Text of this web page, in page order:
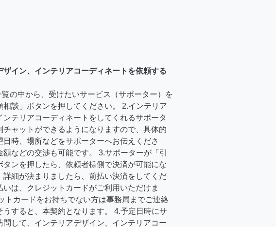
ザイン、インテリアコーディネートを依頼する
覧の中から、受けたいサービス（サポーター）を
相談」ボタンを押してください。 2.インテリア
ンテリアコーディネートをしてくれるサポータ
チャットができるようになりますので、具体的
日時、場所などをサポーターへお伝えくださ
額などの交渉も可能です。 3.サポーターが「引
タンを押したら、依頼者様側で決済が可能にな
詳細が決まりましたら、前払い決済をしてくだ
いは、クレジットカードがご利用いただけま
トカードをお持ちでない方は事務局までご連絡
うすると、本契約となります。 4.予定日時にサ
問して、インテリアデザイン、インテリアコー